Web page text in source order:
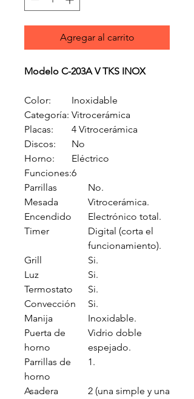
Agregar al carrito
Modelo C-203A V TKS INOX
Color:
Inoxidable
Categoría: Vitrocerámica
Placas:
4 Vitrocerámica
Discos:
No
Horno:
Eléctrico
Funciones:6
Parrillas
No.
Mesada
Vitrocerámica.
Encendido
Electrónico total.
Timer
Digital (corta el
funcionamiento).
Grill
Si.
Luz
Si.
Termostato
Si.
Convección
Si.
Manija
Inoxidable.
Puerta de
horno
Vidrio doble
espejado.
Parrillas de
horno
1.
Asadera
2 (una simple y una